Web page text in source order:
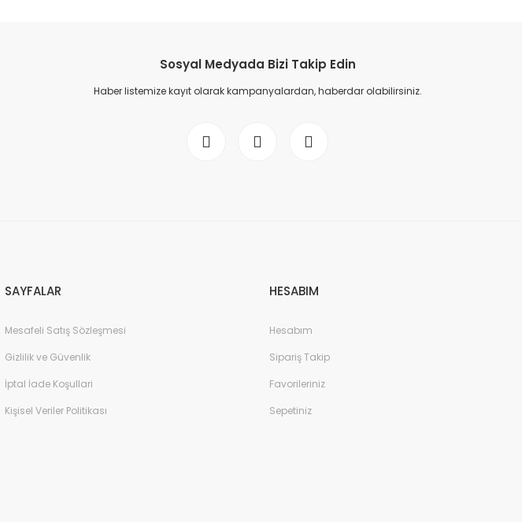
Sosyal Medyada Bizi Takip Edin
Haber listemize kayıt olarak kampanyalardan, haberdar olabilirsiniz.
SAYFALAR
Mesafeli Satış Sözleşmesi
Gizlilik ve Güvenlik
İptal İade Koşullari
Kişisel Veriler Politikası
HESABIM
Hesabım
Sipariş Takip
Favorileriniz
Sepetiniz